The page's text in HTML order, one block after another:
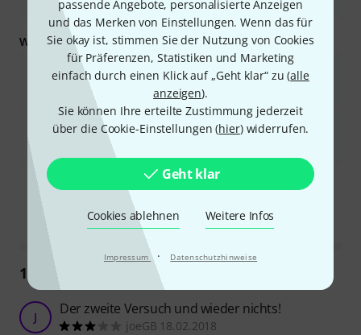
passende Angebote, personalisierte Anzeigen
und das Merken von Einstellungen. Wenn das für
Sie okay ist, stimmen Sie der Nutzung von Cookies
für Präferenzen, Statistiken und Marketing
einfach durch einen Klick auf „Geht klar“ zu (alle
anzeigen).
Sie können Ihre erteilte Zustimmung jederzeit
über die Cookie-Einstellungen (hier) widerrufen.
Geht klar
Cookies ablehnen Weitere Infos
Impressum · Datenschutzhinweise
Tweed-Oberfläche schätzen.
Was Sie außerdem wissen sollten:
Der Verstärker kann sehr laut sein, sodass er ohne
Dämpfungsglied bei Zimmerlautstärke nur schwer zu bedienen
Einige Benutzer merkten an, dass der Hall zu intensiv sein
könne, wenn er nicht sorgfältig eingestellt werde, und der
Nutzen des „Fat“-Schalters wurde von einigen in Frage gestellt.
Ist diese Zusammenfassung hilfreich?
166
J Der zweite Versuch und wieder nichts!
joeGB 18.02.2018